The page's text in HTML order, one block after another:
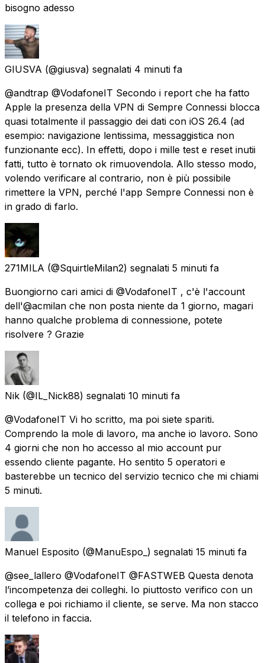
bisogno adesso
GIUSVA (@giusva) segnalati 4 minuti fa
@andtrap @VodafoneIT Secondo i report che ha fatto
Apple la presenza della VPN di Sempre Connessi blocca
quasi totalmente il passaggio dei dati con iOS 26.4 (ad
esempio: navigazione lentissima, messaggistica non
funzionante ecc). In effetti, dopo i mille test e reset inutii
fatti, tutto è tornato ok rimuovendola. Allo stesso modo,
volendo verificare al contrario, non è più possibile
rimettere la VPN, perché l'app Sempre Connessi non è
in grado di farlo.
271MILA (@SquirtleMilan2) segnalati 5 minuti fa
Buongiorno cari amici di @VodafoneIT , c'è l'account
dell'@acmilan che non posta niente da 1 giorno, magari
hanno qualche problema di connessione, potete
risolvere ? Grazie
Nik (@IL_Nick88) segnalati 10 minuti fa
@VodafoneIT Vi ho scritto, ma poi siete spariti.
Comprendo la mole di lavoro, ma anche io lavoro. Sono
4 giorni che non ho accesso al mio account pur
essendo cliente pagante. Ho sentito 5 operatori e
basterebbe un tecnico del servizio tecnico che mi chiami
5 minuti.
Manuel Esposito (@ManuEspo_) segnalati 15 minuti fa
@see_lallero @VodafoneIT @FASTWEB Questa denota
l’incompetenza dei colleghi. Io piuttosto verifico con un
collega e poi richiamo il cliente, se serve. Ma non stacco
il telefono in faccia.